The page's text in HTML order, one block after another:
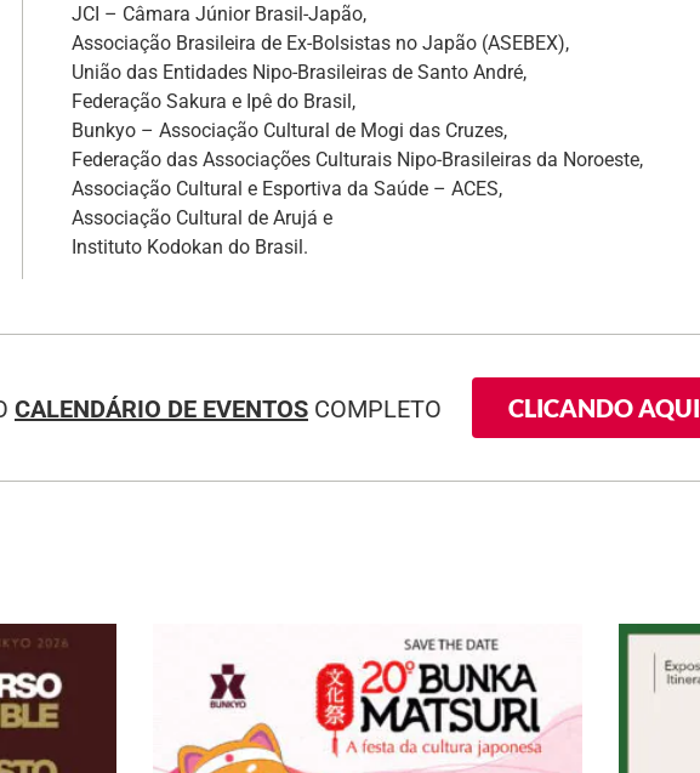
JCI – Câmara Júnior Brasil-Japão,
Associação Brasileira de Ex-Bolsistas no Japão (ASEBEX),
União das Entidades Nipo-Brasileiras de Santo André,
Federação Sakura e Ipê do Brasil,
Bunkyo – Associação Cultural de Mogi das Cruzes,
Federação das Associações Culturais Nipo-Brasileiras da Noroeste,
Associação Cultural e Esportiva da Saúde – ACES,
Associação Cultural de Arujá e
Instituto Kodokan do Brasil.
CALENDÁRIO DE EVENTOS COMPLETO CLICANDO AQUI